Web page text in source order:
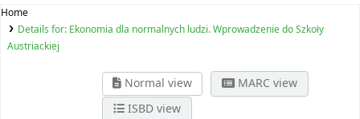
Home
Details for: Ekonomia dla normalnych ludzi. Wprowadzenie do Szkoły
Austriackiej
Normal view
MARC view
ISBD view